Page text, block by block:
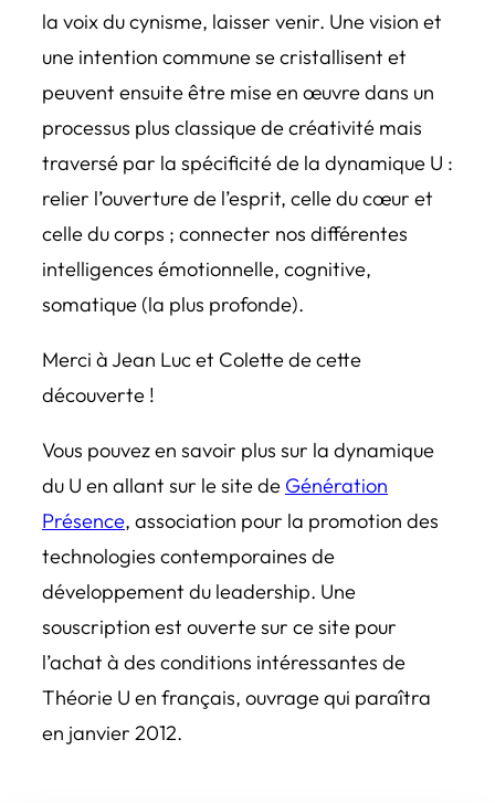
la voix du cynisme, laisser venir. Une vision et
une intention commune se cristallisent et
peuvent ensuite être mise en œuvre dans un
processus plus classique de créativité mais
traversé par la spécificité de la dynamique U :
relier l’ouverture de l’esprit, celle du cœur et
celle du corps ; connecter nos différentes
intelligences émotionnelle, cognitive,
somatique (la plus profonde).
Merci à Jean Luc et Colette de cette
découverte !
Vous pouvez en savoir plus sur la dynamique
du U en allant sur le site de Génération
Présence, association pour la promotion des
technologies contemporaines de
développement du leadership. Une
souscription est ouverte sur ce site pour
l’achat à des conditions intéressantes de
Théorie U en français, ouvrage qui paraîtra
en janvier 2012.